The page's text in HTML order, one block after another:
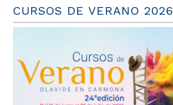
CURSOS DE VERANO 2026